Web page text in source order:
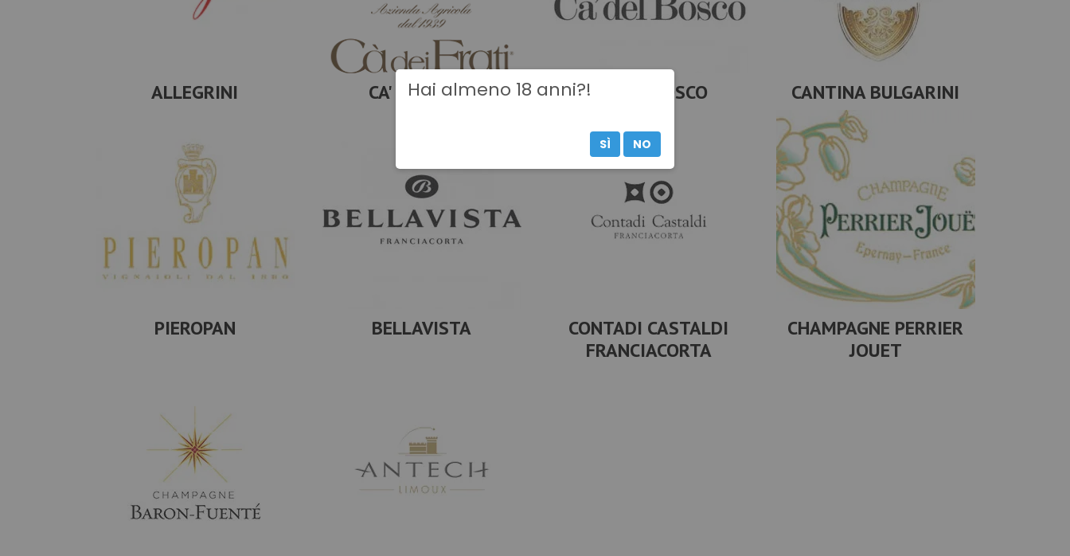
ALLEGRINI CA' DEI FRATI CA' DEL BOSCO CANTINA BULGARINI
PIEROPAN BELLAVISTA
CONTADI CASTALDI
FRANCIACORTA
CHAMPAGNE PERRIER
JOUET
Hai almeno 18 anni?!
SÌ NO